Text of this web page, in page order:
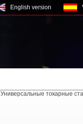
English version
Универсальные токарные